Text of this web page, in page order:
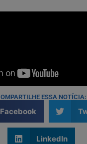
ESSA NOTÍCIA:
Facebook
LinkedIn